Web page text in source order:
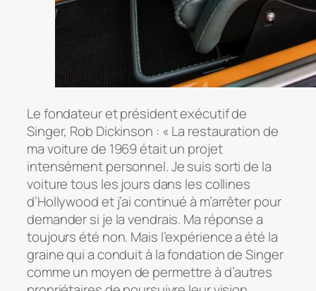
Le fondateur et président exécutif de
Singer, Rob Dickinson : « La restauration de
ma voiture de 1969 était un projet
intensément personnel. Je suis sorti de la
voiture tous les jours dans les collines
d’Hollywood et j’ai continué à m’arrêter pour
demander si je la vendrais. Ma réponse a
toujours été non. Mais l’expérience a été la
graine qui a conduit à la fondation de Singer
comme un moyen de permettre à d’autres